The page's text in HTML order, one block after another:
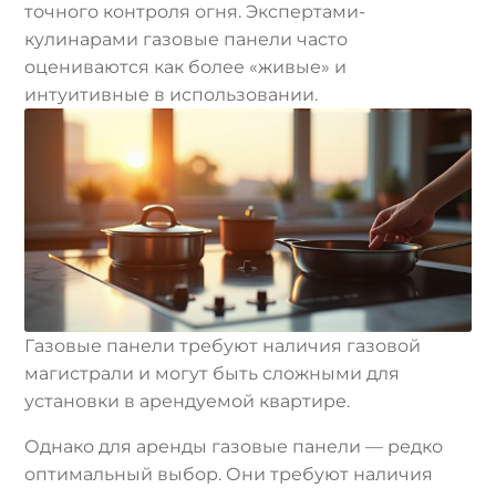
точного контроля огня. Экспертами-
кулинарами газовые панели часто
оцениваются как более «живые» и
интуитивные в использовании.
Газовые панели требуют наличия газовой
магистрали и могут быть сложными для
установки в арендуемой квартире.
Однако для аренды газовые панели — редко
оптимальный выбор. Они требуют наличия